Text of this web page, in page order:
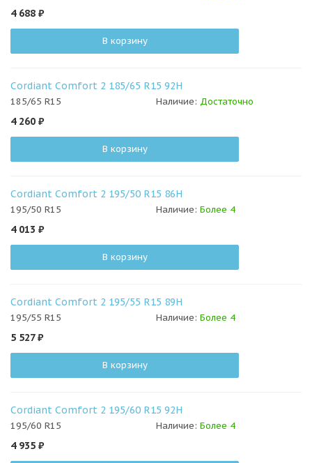
4 688 ₽
В корзину
Cordiant Comfort 2 185/65 R15 92H
185/65 R15 Наличие: Достаточно
4 260 ₽
В корзину
Cordiant Comfort 2 195/50 R15 86H
195/50 R15 Наличие: Более 4
4 013 ₽
В корзину
Cordiant Comfort 2 195/55 R15 89H
195/55 R15 Наличие: Более 4
5 527₽
В корзину
Cordiant Comfort 2 195/60 R15 92H
195/60 R15 Наличие: Более 4
4 935 ₽